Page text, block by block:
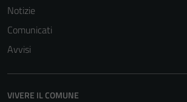
Notizie
Comunicati
Avvisi
VIVERE IL COMUNE